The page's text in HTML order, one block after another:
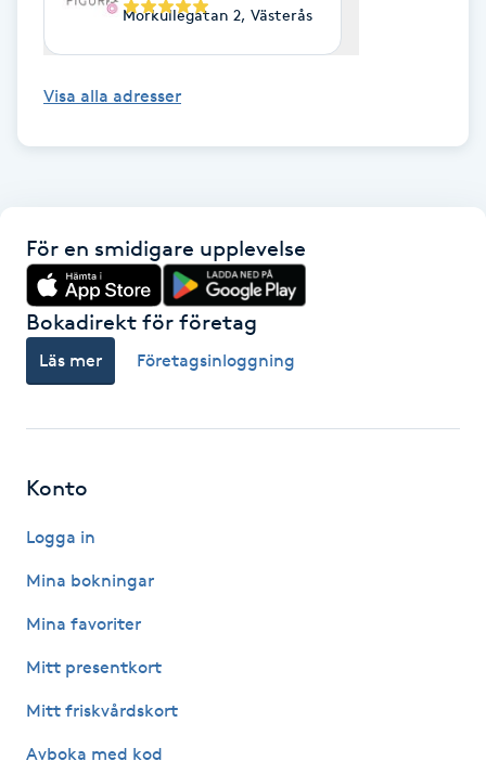
Keratinbehandling
Kinesiologi
Klangmassage
Klippning
Koppningsmassage
Kosmetisk tatuering
Kostrådgivning
Kroppsinpackning
Morkullegatan 2, Västerås
Visa alla adresser
För en smidigare upplevelse
Bokadirekt för företag
Läs mer Företagsinloggning
Konto
Logga in
Mina bokningar
Mina favoriter
Mitt presentkort
Mitt friskvårdskort
Avboka med kod